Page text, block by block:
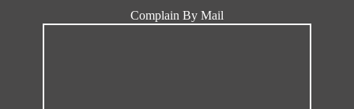
Complain By Mail